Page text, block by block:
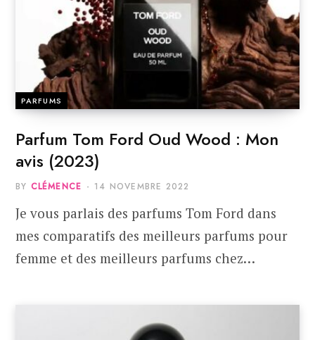
PARFUMS
Parfum Tom Ford Oud Wood : Mon
avis (2023)
BY CLÉMENCE 14 NOVEMBRE 2022
Je vous parlais des parfums Tom Ford dans
mes comparatifs des meilleurs parfums pour
femme et des meilleurs parfums chez…